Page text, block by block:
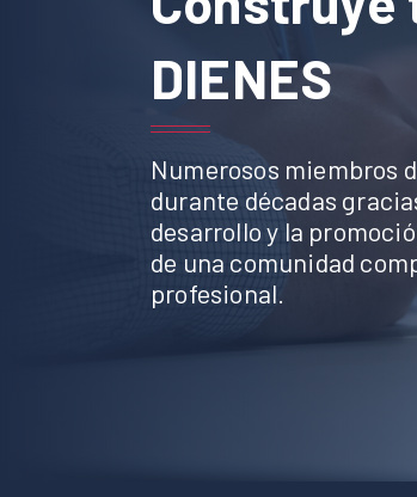
DIENES
Numerosos miembros
durante décadas
desarrollo y la
de una comunidad
profesional.